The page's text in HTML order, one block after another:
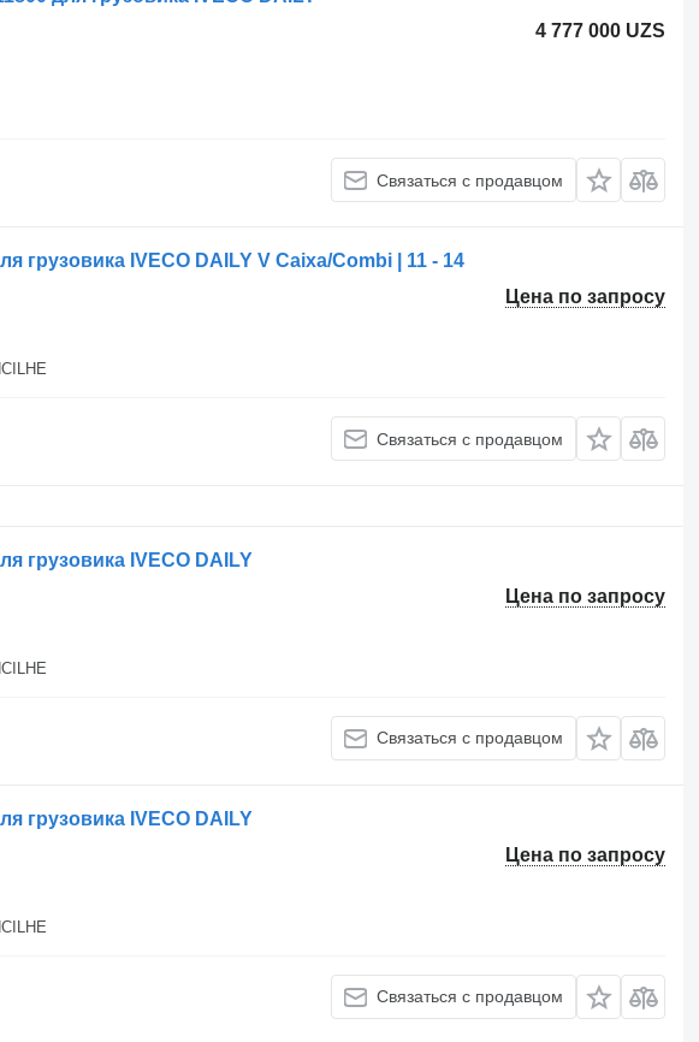
4 777 000 UZS
Связаться с продавцом
грузовика IVECO DAILY V Caixa/Combi | 11 - 14
Цена по запросу
Связаться с продавцом
грузовика IVECO DAILY
Цена по запросу
Связаться с продавцом
грузовика IVECO DAILY
Цена по запросу
Связаться с продавцом